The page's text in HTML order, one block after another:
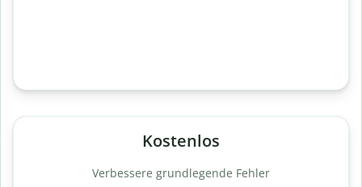
Kostenlos
Verbessere grundlegende Fehler